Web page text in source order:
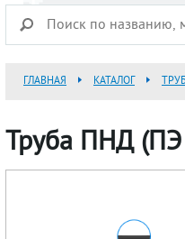
ГЛАВНАЯ КАТАЛОГ
Труба ПНД (ПЭ